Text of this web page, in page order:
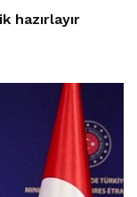
hazırlayır